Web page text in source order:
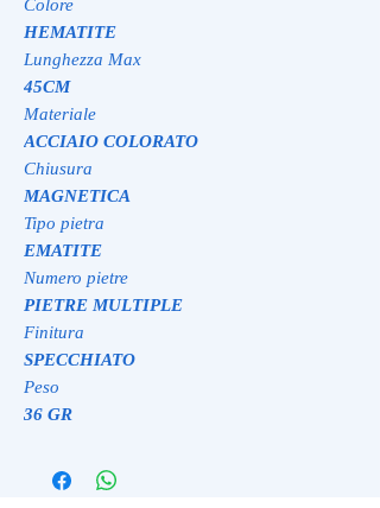
Colore
HEMATITE
Lunghezza Max
45CM
Materiale
ACCIAIO COLORATO
Chiusura
MAGNETICA
Tipo pietra
EMATITE
Numero pietre
PIETRE MULTIPLE
Finitura
SPECCHIATO
Peso
36 GR